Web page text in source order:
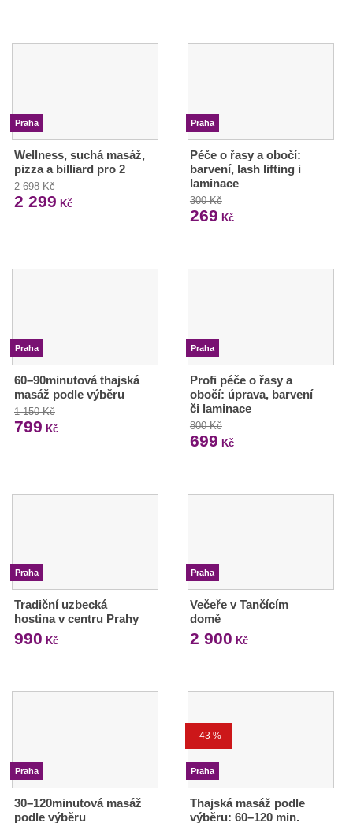
Praha
Wellness, suchá masáž,
pizza a billiard pro 2
2 698 Kč
2 299 Kč
Praha
Péče o řasy a obočí:
barvení, lash lifting i
laminace
300 Kč
269 Kč
Praha
60–90minutová thajská
masáž podle výběru
1 150 Kč
799 Kč
Praha
Profi péče o řasy a
obočí: úprava, barvení
či laminace
800 Kč
699 Kč
Praha
Tradiční uzbecká
hostina v centru Prahy
990 Kč
Praha
Večeře v Tančícím
domě
2 900 Kč
Praha
30–120minutová masáž
podle výběru
-43 %
Praha
Thajská masáž podle
výběru: 60–120 min.